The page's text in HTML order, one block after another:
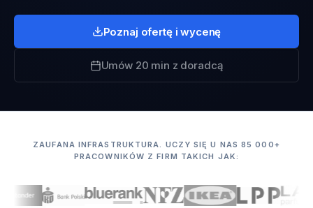
Poznaj ofertę i wycenę
Umów 20 min z doradcą
ZAUFANA INFRASTRUKTURA. UCZY SIĘ U NAS 85 000+
PRACOWNIKÓW Z FIRM TAKICH JAK: